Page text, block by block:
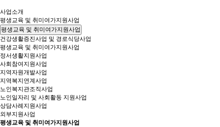
사업소개
평생교육 및 취미여가지원사업
평생교육 및 취미여가지원사업
건강생활증진사업 및 경로식당사업
평생교육 및 취미여가지원사업
정서생활지원사업
사회참여지원사업
지역자원개발사업
지역복지연계사업
노인복지관조직사업
노인일자리 및 사회활동 지원사업
상담사례지원사업
외부지원사업
평생교육 및 취미여가지원사업